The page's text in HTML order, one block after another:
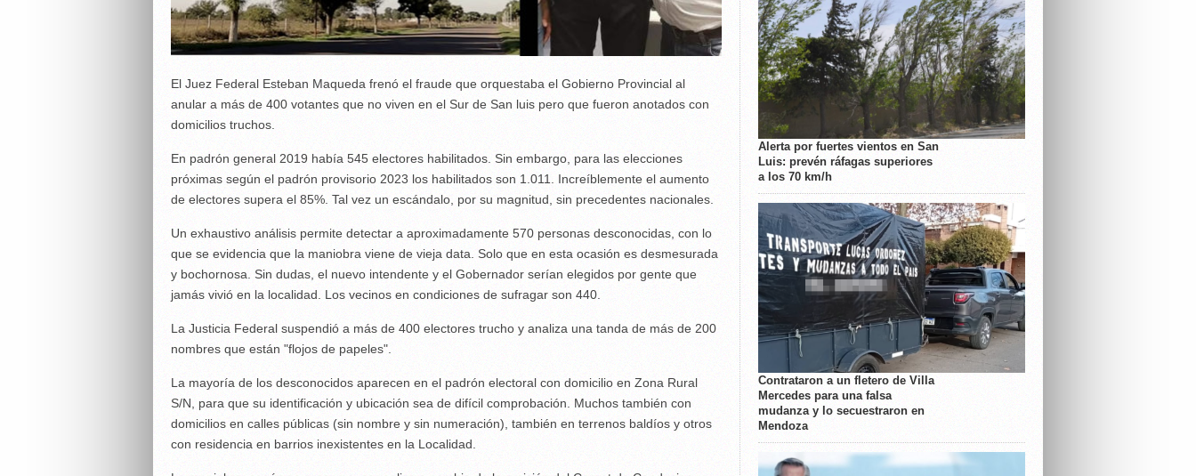
El Juez Federal Esteban Maqueda frenó el fraude que orquestaba el Gobierno Provincial al
anular a más de 400 votantes que no viven en el Sur de San luis pero que fueron anotados con
domicilios truchos.
En padrón general 2019 había 545 electores habilitados. Sin embargo, para las elecciones
próximas según el padrón provisorio 2023 los habilitados son 1.011. Increíblemente el aumento
de electores supera el 85%. Tal vez un escándalo, por su magnitud, sin precedentes nacionales.
Un exhaustivo análisis permite detectar a aproximadamente 570 personas desconocidas, con lo
que se evidencia que la maniobra viene de vieja data. Solo que en esta ocasión es desmesurada
y bochornosa. Sin dudas, el nuevo intendente y el Gobernador serían elegidos por gente que
jamás vivió en la localidad. Los vecinos en condiciones de sufragar son 440.
La Justicia Federal suspendió a más de 400 electores trucho y analiza una tanda de más de 200
nombres que están "flojos de papeles".
La mayoría de los desconocidos aparecen en el padrón electoral con domicilio en Zona Rural
S/N, para que su identificación y ubicación sea de difícil comprobación. Muchos también con
domicilios en calles públicas (sin nombre y sin numeración), también en terrenos baldíos y otros
con residencia en barrios inexistentes en la Localidad.
Alerta por fuertes vientos en San
Luis: prevén ráfagas superiores
a los 70 km/h
Contrataron a un fletero de Villa
Mercedes para una falsa
mudanza y lo secuestraron en
Mendoza